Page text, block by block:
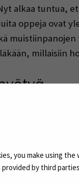
you make using
by third
alkaa tuntua,
oppeja ovat
millaisiin
oppii
kuin
ja olen
sopiviksi.”